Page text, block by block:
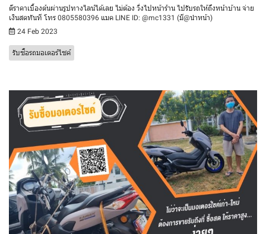
ตีราคาเบื้องต้นผ่านรูปทางไลน์ได้เลย ไม่ต้อง วิ่งไปหน้าร้าน ไปรับรถให้ถึงหน้าบ้าน จ่าย
เงินสดทันที โทร 0805580396 แมค LINE ID: @mc1331 (มี@นำหน้า)
24 Feb 2023
รับซื้อรถมอเตอร์ไซค์